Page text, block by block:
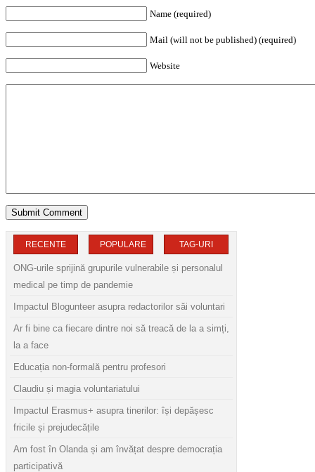
Name (required)
Mail (will not be published) (required)
Website
RECENTE POPULARE TAG-URI
ONG-urile sprijină grupurile vulnerabile și personalul
medical pe timp de pandemie
Impactul Blogunteer asupra redactorilor săi voluntari
Ar fi bine ca fiecare dintre noi să treacă de la a simți,
la a face
Educația non-formală pentru profesori
Claudiu și magia voluntariatului
Impactul Erasmus+ asupra tinerilor: își depășesc
fricile și prejudecățile
Am fost în Olanda și am învățat despre democrația
participativă